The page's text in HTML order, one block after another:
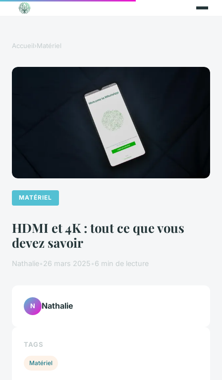
Accueil›Matériel
MATÉRIEL
HDMI et 4K : tout ce que vous
devez savoir
Nathalie•26 mars 2025•6 min de lecture
N Nathalie
TAGS
Matériel